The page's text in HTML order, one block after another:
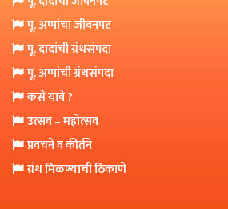
पू. अप्पांचा जीवनपट
पू. दादांची ग्रंथसंपदा
पू. अप्पांची ग्रंथसंपदा
कसे यावे ?
उत्सव – महोत्सव
प्रवचने व कीर्तने
ग्रंथ मिळण्याची ठिकाणे